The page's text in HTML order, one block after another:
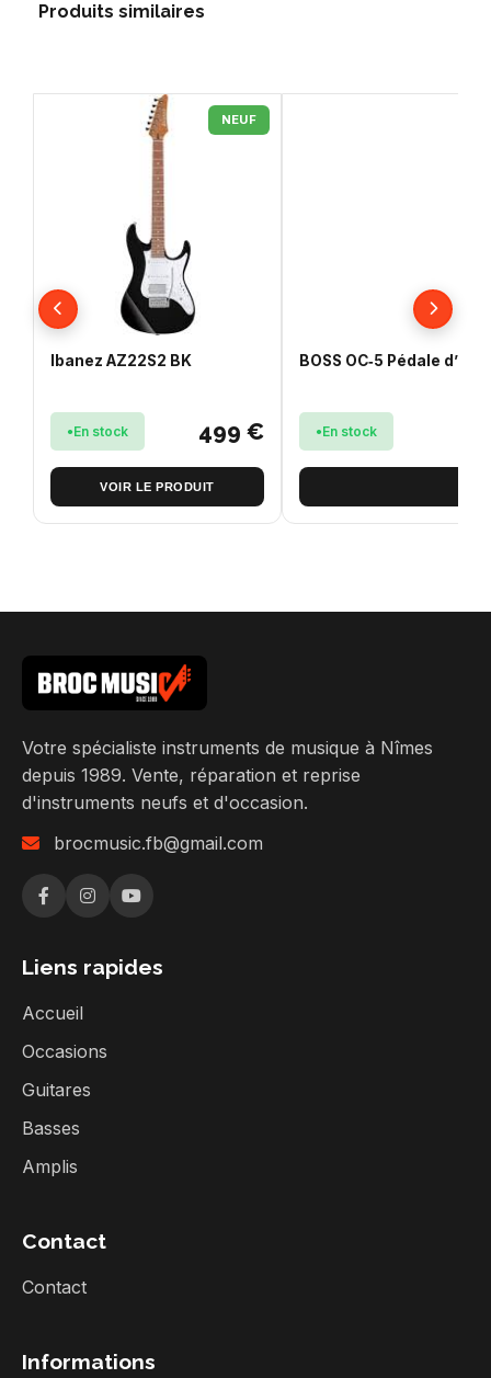
Produits similaires
NEUF
Ibanez AZ22S2 BK
En stock 499 €
VOIR LE PRODUIT
BOSS OC‑5 Pédale
En stock
Votre spécialiste instruments de musique à Nîmes
depuis 1989. Vente, réparation et reprise
d'instruments neufs et d'occasion.
brocmusic.fb@gmail.com
Liens rapides
Accueil
Occasions
Guitares
Basses
Amplis
Contact
Contact
Informations